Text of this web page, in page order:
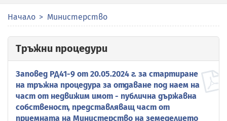
Начало Министерство
Тръжни процедури
Заповед РД41-9 от 20.05.2024 г. за стартиране
на тръжна процедура за отдаване под наем на
част от недвижим имот - публична държавна
собственост, представляващ част от
приемната на Министерство на земеделието